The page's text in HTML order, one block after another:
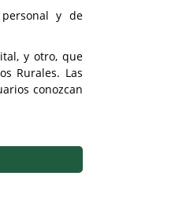
y de
y otro, que
Rurales. Las
conozcan